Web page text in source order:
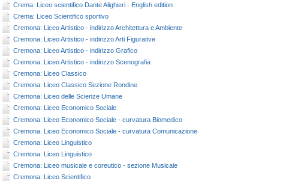
Crema: Liceo scientifico Dante Alighieri - English edition
Crema: Liceo Scientifico sportivo
Cremona: Liceo Artistico - indirizzo Architettura e Ambiente
Cremona: Liceo Artistico - indirizzo Arti Figurative
Cremona: Liceo Artistico - indirizzo Grafico
Cremona: Liceo Artistico - indirizzo Scenografia
Cremona: Liceo Classico
Cremona: Liceo Classico Sezione Rondine
Cremona: Liceo delle Scienze Umane
Cremona: Liceo Economico Sociale
Cremona: Liceo Economico Sociale - curvatura Biomedico
Cremona: Liceo Economico Sociale - curvatura Comunicazione
Cremona: Liceo Linguistico
Cremona: Liceo Linguistico
Cremona: Liceo musicale e coreutico - sezione Musicale
Cremona: Liceo Scientifico